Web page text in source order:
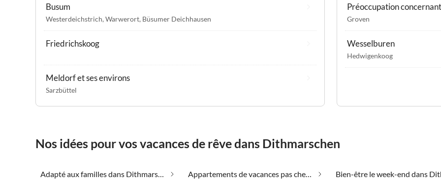
Busum
Westerdeichstrich, Warwerort, Büsumer Deichhausen
Friedrichskoog
Meldorf et ses environs
Sarzbüttel
Préoccupation
Groven
Wesselburen
Hedwigenkoog
Nos idées pour vos vacances de rêve dans Dithmarschen
Adapté aux familles dans Dithmarschen Appartements de vacances pas chers dans Dithmarschen